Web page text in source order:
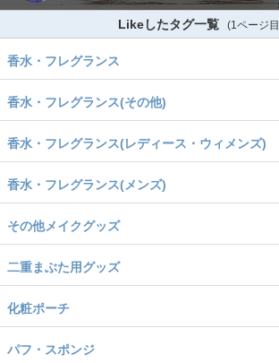
Likeしたタグ一覧 (1ページ
香水・フレグランス
香水・フレグランス(その他)
香水・フレグランス(レディース・ウィメンズ)
香水・フレグランス(メンズ)
その他メイクグッズ
二重まぶた用グッズ
化粧ポーチ
パフ・スポンジ